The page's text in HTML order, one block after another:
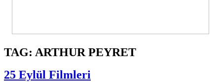
TAG: ARTHUR PEYRET
25 Eylül Filmleri